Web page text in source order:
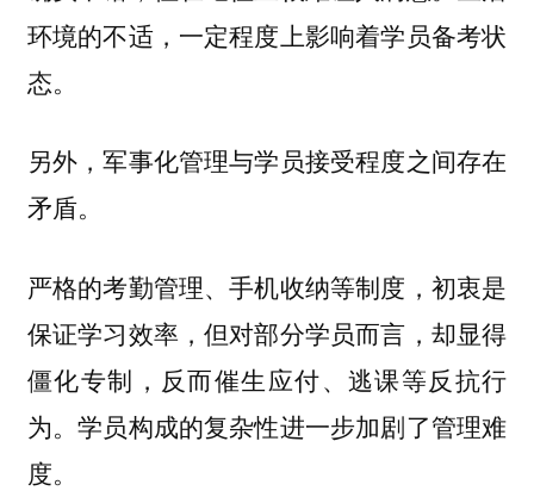
环境的不适，一定程度上影响着学员备考状
态。
另外，军事化管理与学员接受程度之间存在
矛盾。
严格的考勤管理、手机收纳等制度，初衷是
保证学习效率，但对部分学员而言，却显得
僵化专制，反而催生应付、逃课等反抗行
为。学员构成的复杂性进一步加剧了管理难
度。